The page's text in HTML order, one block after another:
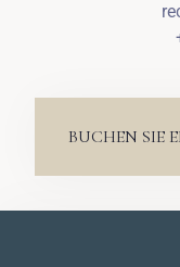
BUCHEN SIE